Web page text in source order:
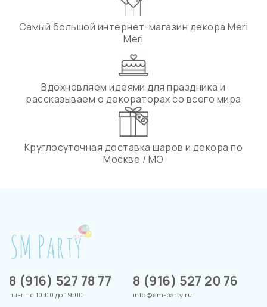
Самый большой интернет-магазин декора Meri
Meri
Вдохновляем идеями для праздника и
рассказываем о декораторах со всего мира
Круглосуточная доставка шаров и декора по
Москве / МО
8 (916) 527 78 77
пн-пт с 10:00 до 19:00
8 (916) 527 20 76
info@sm-party.ru